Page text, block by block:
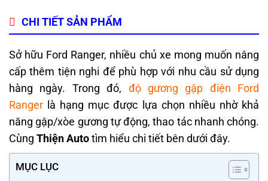
CHI TIẾT SẢN PHẨM
Sở hữu Ford Ranger, nhiều chủ xe mong muốn nâng
cấp thêm tiện nghi để phù hợp với nhu cầu sử dụng
hàng ngày. Trong đó, độ gương gập điện Ford
Ranger là hạng mục được lựa chọn nhiều nhờ khả
năng gập/xòe gương tự động, thao tác nhanh chóng.
Cùng Thiện Autotìm hiểu chi tiết bên dưới đây.
MỤC LỤC